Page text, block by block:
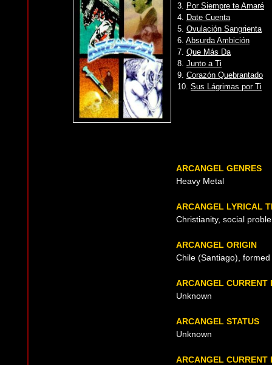
3. Por Siempre te Amaré
4. Date Cuenta
5. Ovulación Sangrienta
6. Absurda Ambición
7. Que Más Da
8. Junto a Ti
9. Corazón Quebrantado
10. Sus Lágrimas por Ti
ARCANGEL GENRES
Heavy Metal
ARCANGEL LYRICAL
Christianity, social
ARCANGEL ORIGIN
Chile (Santiago),
ARCANGEL CURRENT
Unknown
ARCANGEL STATUS
Unknown
ARCANGEL CURRENT